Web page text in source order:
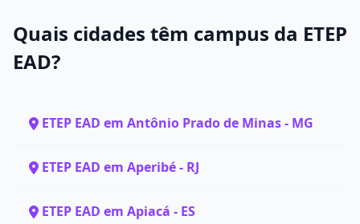
Quais cidades têm campus da ETEP
EAD?
ETEP EAD em Antônio Prado de Minas - MG
ETEP EAD em Aperibé - RJ
ETEP EAD em Apiacá - ES